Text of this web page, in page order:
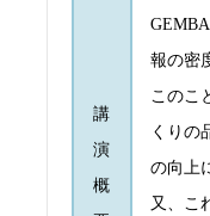
講
演
概
報の密
このこ
くりの
の向上
又、こ